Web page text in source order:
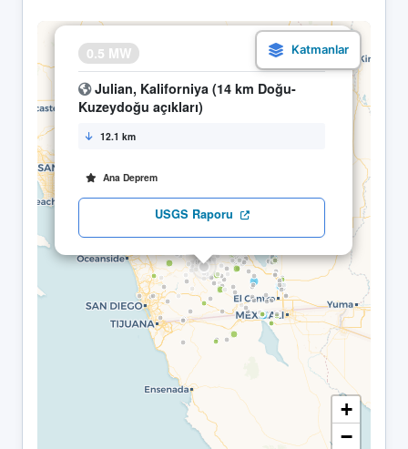
0.5 MW 08.05 14:14
Julian, Kaliforniya (14 km Doğu-
Kuzeydoğu açıkları)
12.1 km
Ana Deprem
USGS Raporu
×
+
−